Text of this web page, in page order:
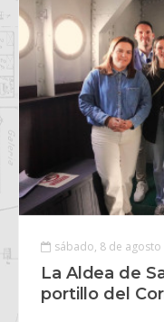
sábado, 8 de agosto
La Aldea de
portillo del